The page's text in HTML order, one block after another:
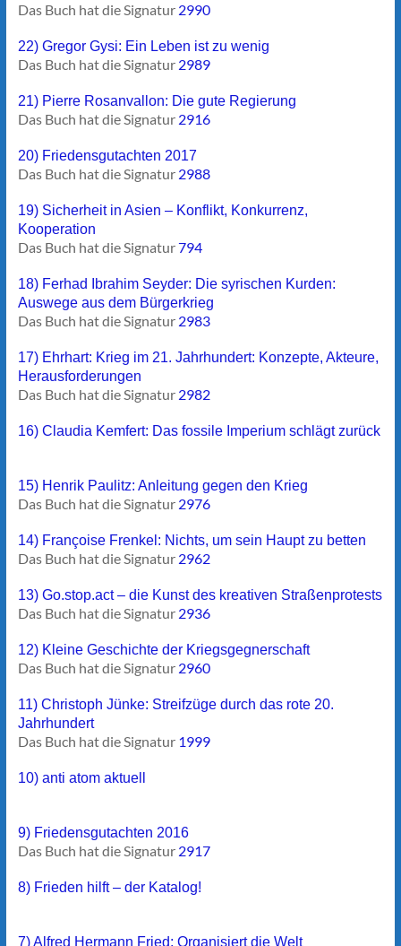
Das Buch hat die Signatur 2990
22) Gregor Gysi: Ein Leben ist zu wenig
Das Buch hat die Signatur 2989
21) Pierre Rosanvallon: Die gute Regierung
Das Buch hat die Signatur 2916
20) Friedensgutachten 2017
Das Buch hat die Signatur 2988
19) Sicherheit in Asien – Konflikt, Konkurrenz,
Kooperation
Das Buch hat die Signatur794
18) Ferhad Ibrahim Seyder: Die syrischen Kurden:
Auswege aus dem Bürgerkrieg
Das Buch hat die Signatur 2983
17) Ehrhart: Krieg im 21. Jahrhundert: Konzepte, Akteure,
Herausforderungen
Das Buch hat die Signatur 2982
16) Claudia Kemfert: Das fossile Imperium schlägt zurück
15) Henrik Paulitz: Anleitung gegen den Krieg
Das Buch hat die Signatur 2976
14) Françoise Frenkel: Nichts, um sein Haupt zu betten
Das Buch hat die Signatur 2962
13) Go.stop.act – die Kunst des kreativen Straßenprotests
Das Buch hat die Signatur 2936
12) Kleine Geschichte der Kriegsgegnerschaft
Das Buch hat die Signatur 2960
11) Christoph Jünke: Streifzüge durch das rote 20.
Jahrhundert
Das Buch hat die Signatur 1999
10) anti atom aktuell
9) Friedensgutachten 2016
Das Buch hat die Signatur 2917
8) Frieden hilft – der Katalog!
7) Alfred Hermann Fried: Organisiert die Welt